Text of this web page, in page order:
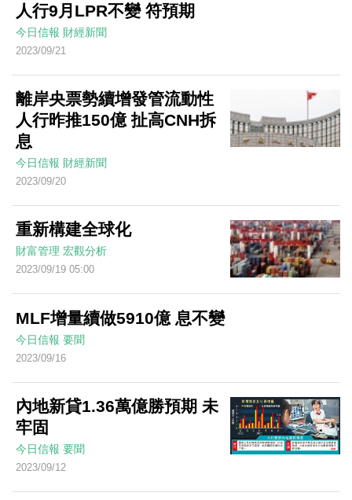
人行9月LPR不變 符預期
今日信報 財經新聞
2023/09/21
離岸央票勢續增發管流動性
人行昨推150億 扯高CNH拆
息
今日信報 財經新聞
2023/09/20
重新構建全球化
財富管理 宏觀分析
2023/09/19 05:00
MLF增量續做5910億 息不變
今日信報 要聞
2023/09/16
內地新貸1.36萬億勝預期 未
牢固
今日信報 要聞
2023/09/12